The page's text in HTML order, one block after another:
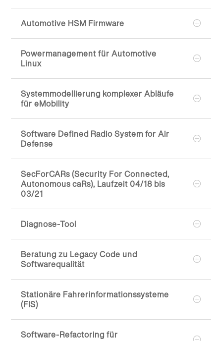
Automotive HSM Firmware
Powermanagement für Automotive
Linux
Systemmodellierung komplexer Abläufe
für eMobility
Software Defined Radio System for Air
Defense
SecForCARs (Security For Connected,
Autonomous caRs), Laufzeit 04/18 bis
03/21
Diagnose-Tool
Beratung zu Legacy Code und
Softwarequalität
Stationäre Fahrerinformationssysteme
(FIS)
Software-Refactoring für